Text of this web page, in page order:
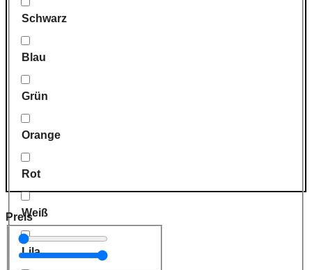
Schwarz
Blau
Grün
Orange
Rot
Weiß
Lila
Preis